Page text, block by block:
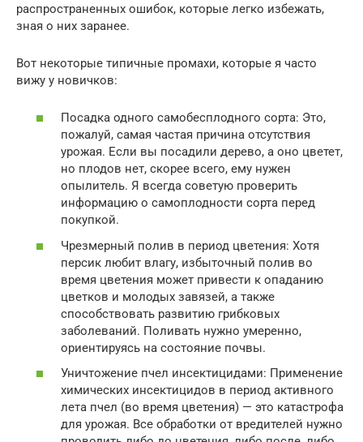
распространенных ошибок, которые легко избежать,
зная о них заранее.
Вот некоторые типичные промахи, которые я часто
вижу у новичков:
Посадка одного самобесплодного сорта: Это,
пожалуй, самая частая причина отсутствия
урожая. Если вы посадили дерево, а оно цветет,
но плодов нет, скорее всего, ему нужен
опылитель. Я всегда советую проверить
информацию о самоплодности сорта перед
покупкой.
Чрезмерный полив в период цветения: Хотя
персик любит влагу, избыточный полив во
время цветения может привести к опаданию
цветков и молодых завязей, а также
способствовать развитию грибковых
заболеваний. Поливать нужно умеренно,
ориентируясь на состояние почвы.
Уничтожение пчел инсектицидами: Применение
химических инсектицидов в период активного
лета пчел (во время цветения) — это катастрофа
для урожая. Все обработки от вредителей нужно